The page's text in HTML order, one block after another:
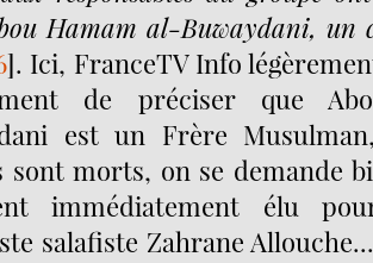
Hamam al-Buwaydani, un
]. Ici, FranceTV Info
de préciser que
est un Frère
sont morts, on se demande
immédiatement élu
salafiste Zahrane